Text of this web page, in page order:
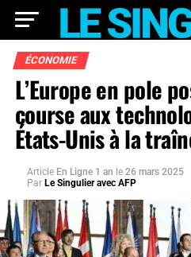
ÉCONOMIE
L’Europe en pole
course aux
États-Unis à la
Article En Ligne 1 an le 26 mars 2025
Par Le Singulier avec AFP